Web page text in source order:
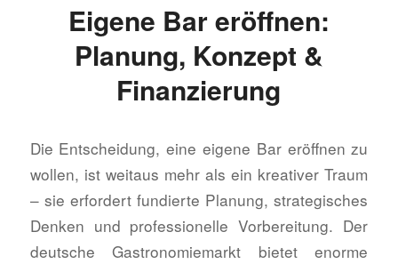
Eigene Bar eröffnen:
Planung, Konzept &
Finanzierung
Die Entscheidung, eine eigene Bar eröffnen zu
wollen, ist weitaus mehr als ein kreativer Traum
– sie erfordert fundierte Planung, strategisches
Denken und professionelle Vorbereitung. Der
deutsche Gastronomiemarkt bietet enorme